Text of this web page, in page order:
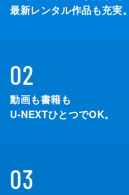
最新レンタル作品も充実。
02
動画も書籍も
U-NEXTひとつでOK。
03